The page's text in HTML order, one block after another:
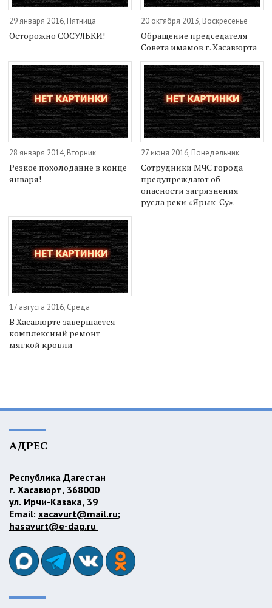
29 января 2016, Пятница
Осторожно СОСУЛЬКИ!
20 октября 2013, Воскресенье
Обращение председателя
Cовета имамов г. Хасавюрта
28 января 2014, Вторник
Резкое похолодание в конце
января!
27 июня 2016, Понедельник
Сотрудники МЧС города
предупреждают об
опасности загрязнения
русла реки «Ярык-Су».
17 августа 2016, Среда
В Хасавюрте завершается
комплексный ремонт
мягкой кровли
АДРЕС
Республика Дагестан
г. Хасавюрт, 368000
ул. Ирчи-Казака, 39
Email: xacavurt@mail.ru;
hasavurt@e-dag.ru